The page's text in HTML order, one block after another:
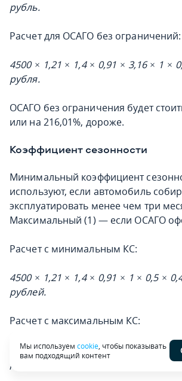
рубль.
Расчет для ОСАГО без ограничений:
4500 × 1,21 × 1,4 × 0,91 × 3,16 × 1 ×
рубля.
ОСАГО без ограничения будет
или на 216,01%, дороже.
Коэффициент сезонности
Минимальный коэффициент
используют, если автомобиль
эксплуатировать менее чем три
Максимальный (1) — если ОСАГО
Расчет с минимальным КС:
4500 × 1,21 × 1,4 × 0,91 × 1 × 0,5 ×
рублей.
Расчет с максимальным КС:
4500 × 1,21 × 1,4 × 0,91 × 1 × 1 ×
рубль
Мы используем cookie , чтобы показывать
вам подходящий контент